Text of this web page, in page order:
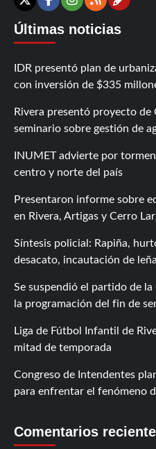
X Facebook
Instagram
RSS
Últimas noticias
IDR presentó plan de
con inversión de $335
Rivera presentó proyecto de
seminario sobre gestión de
INUMET advierte por
centro y norte del país
Presentaron informe sobre
en Rivera, Artigas y Cerro
Síntesis policial: Rapiña,
desacato, incautación de leña
Se suspendió el partido de
la programación del fin de
Liga de Fútbol Infantil de
mitad de temporada
Congreso de Intendentes
para enfrentar el fenómeno
Comentarios